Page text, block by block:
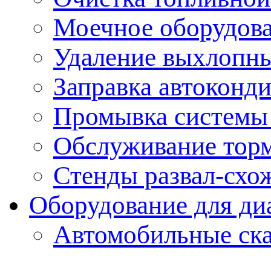
Моечное
Удаление
Заправка
Промывка
Обслуживание
Стенды развал-
Оборудование для
Автомобильные